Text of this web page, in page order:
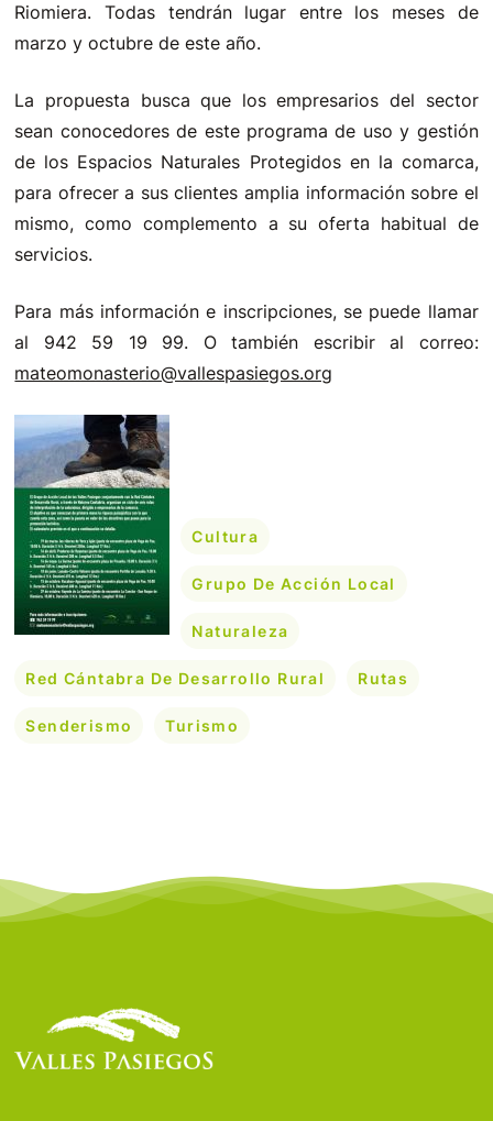
Riomiera. Todas tendrán lugar entre los meses de
marzo y octubre de este año.
La propuesta busca que los empresarios del sector
sean conocedores de este programa de uso y gestión
de los Espacios Naturales Protegidos en la comarca,
para ofrecer a sus clientes amplia información sobre el
mismo, como complemento a su oferta habitual de
servicios.
Para más información e inscripciones, se puede llamar
al 942 59 19 99. O también escribir al correo:
mateomonasterio@vallespasiegos.org
Cultura
Grupo De Acción Local
Naturaleza
Red Cántabra De Desarrollo Rural Rutas
Senderismo Turismo